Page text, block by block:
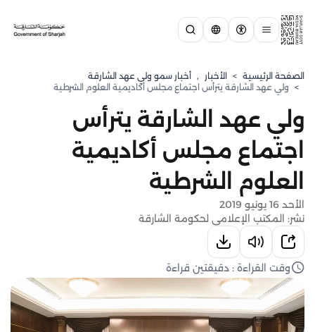
الصفحة الرئيسية > الأخبار , ⁠أخبار سمو ولي عهد الشارقة
> ولي عهد الشارقة يترأس اجتماع مجلس أكاديمية العلوم الشرطية
ولي عهد الشارقة يترأس
اجتماع مجلس أكاديمية
العلوم الشرطية
الأحد 16 يونيو 2019
نشر: المكتب الإعلامي لحكومة الشارقة
وقت القراءة : دقيقتين قراءة